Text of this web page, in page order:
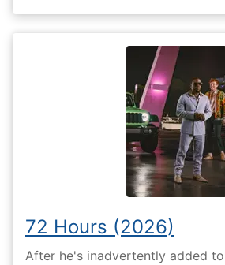
72 Hours (2026)
After he's inadvertently added